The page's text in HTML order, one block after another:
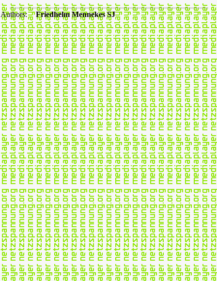
Authors: Friedhelm Mennekes SJ